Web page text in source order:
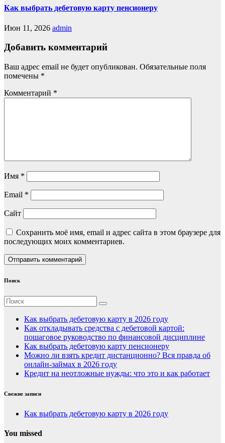
Как выбрать дебетовую карту пенсионеру
Июн 11, 2026 admin
Добавить комментарий
Ваш адрес email не будет опубликован. Обязательные поля
помечены *
Комментарий *
Имя *
Email *
Сайт
Сохранить моё имя, email и адрес сайта в этом браузере для
последующих моих комментариев.
Поиск
Как выбрать дебетовую карту в 2026 году
Как откладывать средства с дебетовой картой:
пошаговое руководство по финансовой дисциплине
Как выбрать дебетовую карту пенсионеру
Можно ли взять кредит дистанционно? Вся правда об
онлайн-займах в 2026 году
Кредит на неотложные нужды: что это и как работает
Свежие записи
Как выбрать дебетовую карту в 2026 году
You missed